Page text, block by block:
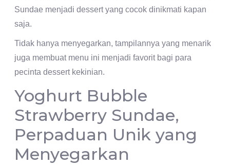
Sundae menjadi dessert yang cocok dinikmati kapan
saja.
Tidak hanya menyegarkan, tampilannya yang menarik
juga membuat menu ini menjadi favorit bagi para
pecinta dessert kekinian.
Yoghurt Bubble
Strawberry Sundae,
Perpaduan Unik yang
Menyegarkan